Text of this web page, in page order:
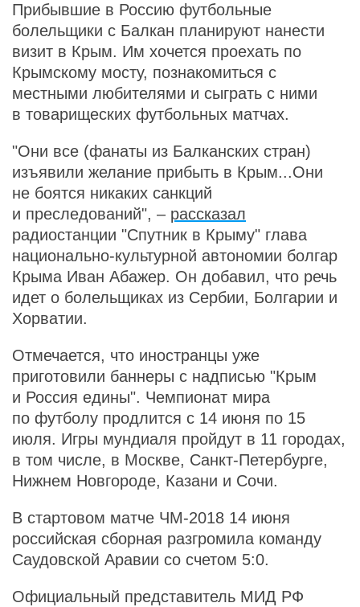
Прибывшие в Россию футбольные
болельщики с Балкан планируют нанести
визит в Крым. Им хочется проехать по
Крымскому мосту, познакомиться с
местными любителями и сыграть с ними
в товарищеских футбольных матчах.
"Они все (фанаты из Балканских стран)
изъявили желание прибыть в Крым...Они
не боятся никаких санкций
и преследований", – рассказал
радиостанции "Спутник в Крыму" глава
национально-культурной автономии болгар
Крыма Иван Абажер. Он добавил, что речь
идет о болельщиках из Сербии, Болгарии и
Хорватии.
Отмечается, что иностранцы уже
приготовили баннеры с надписью "Крым
и Россия едины". Чемпионат мира
по футболу продлится с 14 июня по 15
июля. Игры мундиаля пройдут в 11 городах,
в том числе, в Москве, Санкт-Петербурге,
Нижнем Новгороде, Казани и Сочи.
В стартовом матче ЧМ-2018 14 июня
российская сборная разгромила команду
Саудовской Аравии со счетом 5:0.
Официальный представитель МИД РФ